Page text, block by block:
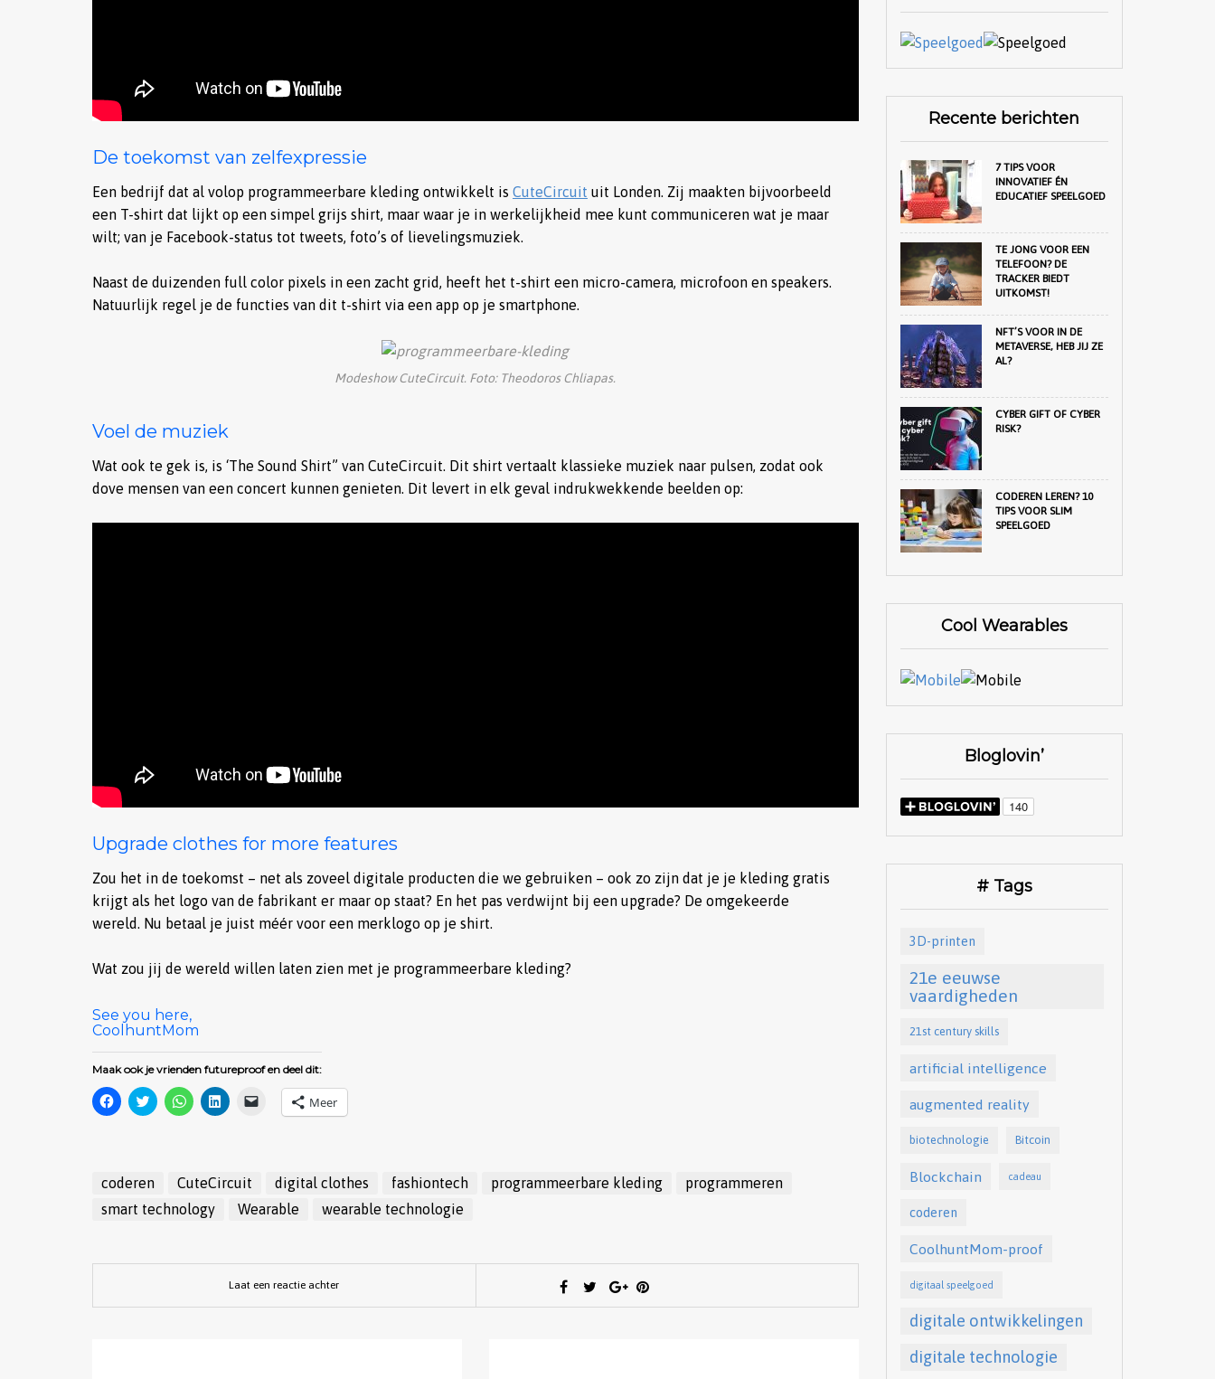
De toekomst van zelfexpressie
Een bedrijf dat al volop programmeerbare kleding ontwikkelt is CuteCircuit uit Londen. Zij maakten bijvoorbeeld
een T-shirt dat lijkt op een simpel grijs shirt, maar waar je in werkelijkheid mee kunt communiceren wat je maar
wilt; van je Facebook-status tot tweets, foto’s of lievelingsmuziek.
Naast de duizenden full color pixels in een zacht grid, heeft het t-shirt een micro-camera, microfoon en speakers.
Natuurlijk regel je de functies van dit t-shirt via een app op je smartphone.
Modeshow CuteCircuit. Foto: Theodoros Chliapas.
Voel de muziek
Wat ook te gek is, is ‘The Sound Shirt” van CuteCircuit. Dit shirt vertaalt klassieke muziek naar pulsen, zodat ook
dove mensen van een concert kunnen genieten. Dit levert in elk geval indrukwekkende beelden op:
Upgrade clothes for more features
Zou het in de toekomst – net als zoveel digitale producten die we gebruiken – ook zo zijn dat je je kleding gratis
krijgt als het logo van de fabrikant er maar op staat? En het pas verdwijnt bij een upgrade? De omgekeerde
wereld. Nu betaal je juist méér voor een merklogo op je shirt.
Wat zou jij de wereld willen laten zien met je programmeerbare kleding?
See you here,
CoolhuntMom
Maak ook je vrienden futureproof en deel dit:
Klik
om
in
een
nieuw
venster
Klik
om
in
een
nieuw
venster
Klik
om
in
een
nieuw
venster
Klik
om
in
een
nieuw
venster
een
vriend
(Wordt
in
geopend)
Meer
coderen CuteCircuit digital clothes fashiontech programmeerbare kleding
programmeren
smart technology
Wearable wearable technologie
Laat een reactie achter
Recente berichten
7 TIPS VOOR
INNOVATIEF ÉN
EDUCATIEF SPEELGOED
TE JONG VOOR EEN
TELEFOON? DE
TRACKER BIEDT
UITKOMST!
NFT’S VOOR IN DE
METAVERSE, HEB JIJ ZE
AL?
CYBER GIFT OF CYBER
RISK?
CODEREN LEREN? 10
TIPS VOOR SLIM
SPEELGOED
Cool Wearables
Bloglovin’
# Tags
3D-printen
21e eeuwse
vaardigheden
21st century skills
artificial intelligence
augmented reality
biotechnologie Bitcoin
Blockchain cadeau
coderen
CoolhuntMom-proof
digitaal speelgoed
digitale ontwikkelingen
digitale technologie